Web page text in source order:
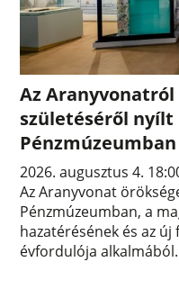
Az
születéséről
Pénzmúzeumban
2026. augusztus 4.
Az Aranyvonat
Pénzmúzeumban, a
hazatérésének és az
évfordulója alkalmából.